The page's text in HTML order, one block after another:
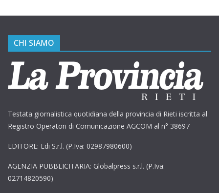
CHI SIAMO
Testata giornalistica quotidiana della provincia di Rieti iscritta al
Registro Operatori di Comunicazione AGCOM al n° 38697
EDITORE: Edi S.r.l. (P.Iva: 02987980600)
AGENZIA PUBBLICITARIA: Globalpress s.r.l. (P.Iva:
02714820590)